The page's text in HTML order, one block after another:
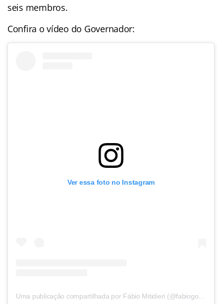
seis membros.
Confira o vídeo do Governador:
Ver essa foto no Instagram
Uma publicação compartilhada por Fábio Mitidieri (@fabiogov55)